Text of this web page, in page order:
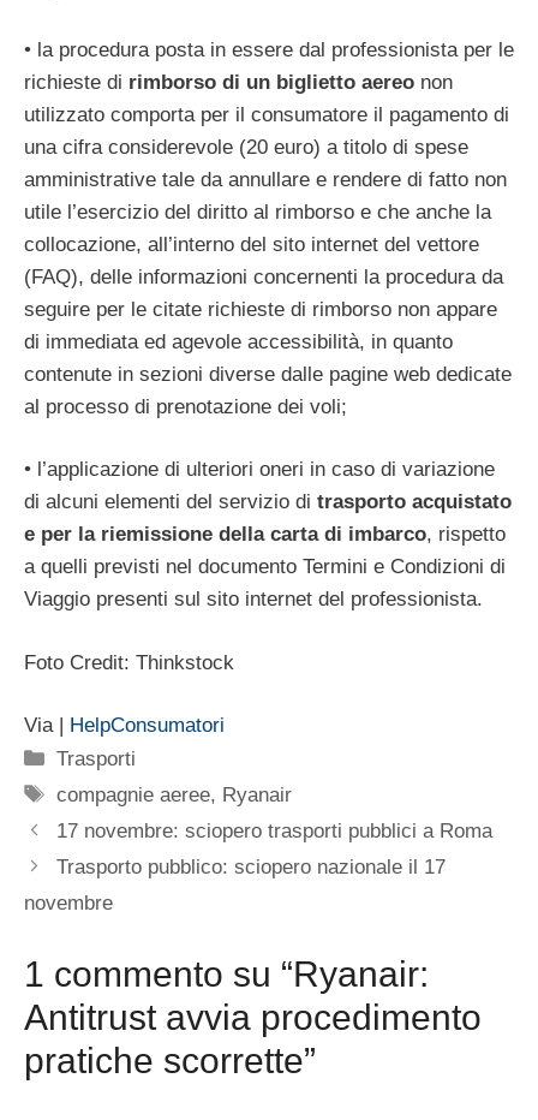
• la procedura posta in essere dal professionista per le
richieste di rimborso di un biglietto aereo non
utilizzato comporta per il consumatore il pagamento di
una cifra considerevole (20 euro) a titolo di spese
amministrative tale da annullare e rendere di fatto non
utile l’esercizio del diritto al rimborso e che anche la
collocazione, all’interno del sito internet del vettore
(FAQ), delle informazioni concernenti la procedura da
seguire per le citate richieste di rimborso non appare
di immediata ed agevole accessibilità, in quanto
contenute in sezioni diverse dalle pagine web dedicate
al processo di prenotazione dei voli;
• l’applicazione di ulteriori oneri in caso di variazione
di alcuni elementi del servizio di trasporto acquistato
e per la riemissione della carta di imbarco, rispetto
a quelli previsti nel documento Termini e Condizioni di
Viaggio presenti sul sito internet del professionista.
Foto Credit: Thinkstock
Via | HelpConsumatori
Categorie
Trasporti
Tag
compagnie aeree, Ryanair
17 novembre: sciopero trasporti pubblici a Roma
Trasporto pubblico: sciopero nazionale il 17
novembre
1 commento su “Ryanair:
Antitrust avvia procedimento
pratiche scorrette”